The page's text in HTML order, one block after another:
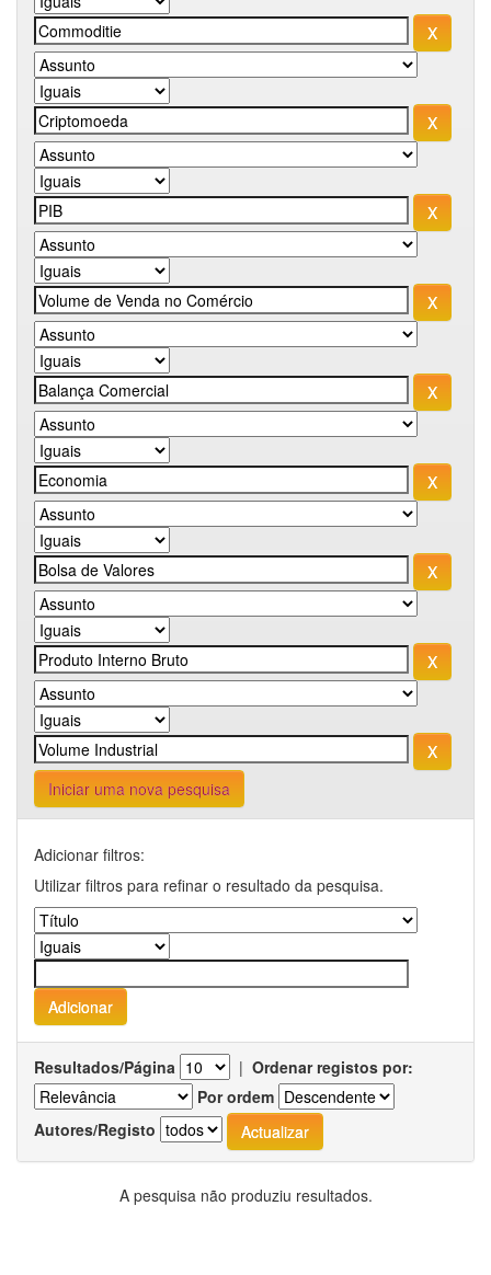
Iniciar uma nova pesquisa
Adicionar filtros:
Utilizar filtros para refinar o resultado da pesquisa.
Resultados/Página | Ordenar registos por:
Por ordem
Autores/Registo
A pesquisa não produziu resultados.